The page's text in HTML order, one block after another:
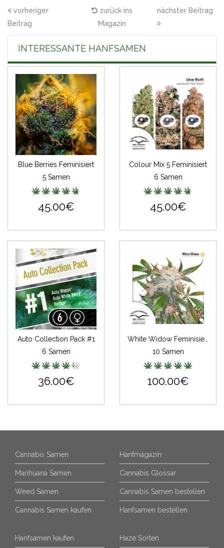
vorheriger
Beitrag
zurück ins
Magazin
nächster Beitrag
INTERESSANTE HANFSAMEN
Blue Berries Feminisiert
5 Samen
45.00€
Colour Mix 5 Feminisiert
6 Samen
45.00€
Auto Collection Pack #1
6 Samen
36.00€
10 Samen
100.00€
Cannabis Samen
Marihuana Samen
Weed Samen
Cannabis Samen kaufen
Hanfmagazin
Cannabis Glossar
Cannabis Samen bestellen
Hanfsamen bestellen
Hanfsamen kaufen Haze Sorten